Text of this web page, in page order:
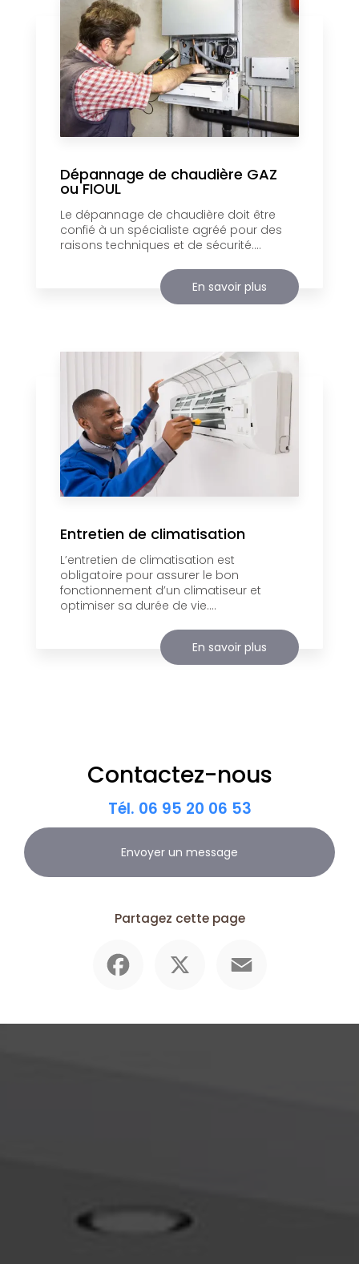
Dépannage de chaudière GAZ
ou FIOUL
Le dépannage de chaudière doit être
confié à un spécialiste agréé pour des
raisons techniques et de sécurité....
En savoir plus
Entretien de climatisation
L’entretien de climatisation est
obligatoire pour assurer le bon
fonctionnement d’un climatiseur et
optimiser sa durée de vie....
En savoir plus
Contactez-nous
Tél. 06 95 20 06 53
Envoyer un message
Partagez cette page